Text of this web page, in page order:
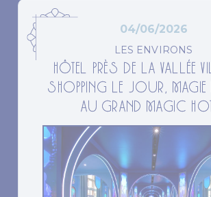
04/06/2026
LES ENVIRONS
HÔTEL PRÈS DE LA VALLÉE
SHOPPING LE JOUR,
AU GRAND MAGIC